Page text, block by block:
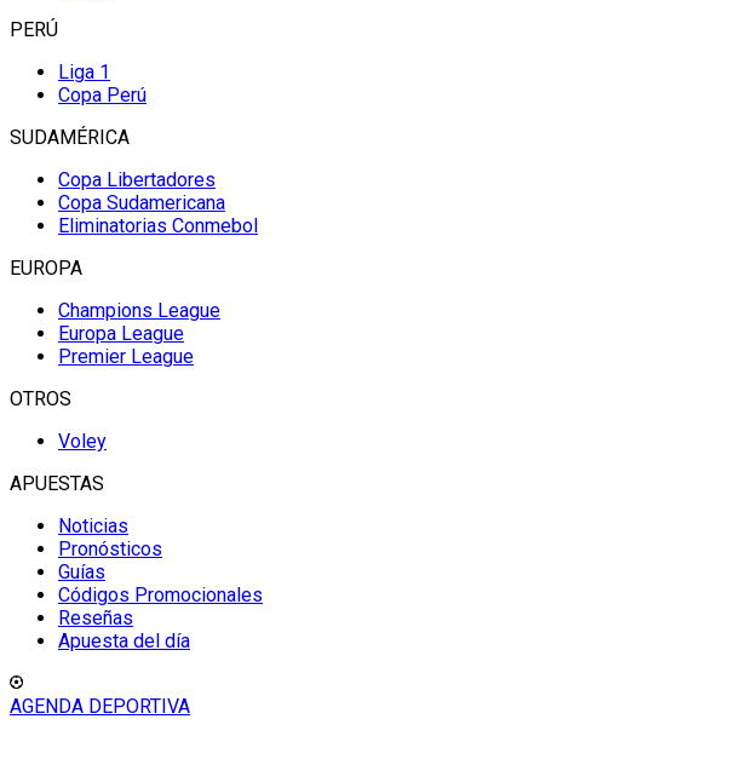
PERÚ
Liga 1
Copa Perú
SUDAMÉRICA
Copa Libertadores
Copa Sudamericana
Eliminatorias Conmebol
EUROPA
Champions League
Europa League
Premier League
OTROS
Voley
APUESTAS
Noticias
Pronósticos
Guías
Códigos Promocionales
Reseñas
Apuesta del día
AGENDA DEPORTIVA